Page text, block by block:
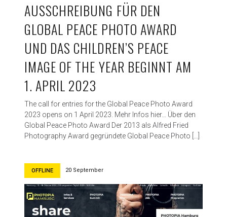
AUSSCHREIBUNG FÜR DEN
GLOBAL PEACE PHOTO AWARD
UND DAS CHILDREN’S PEACE
IMAGE OF THE YEAR BEGINNT AM
1. APRIL 2023
The call for entries for the Global Peace Photo Award
2023 opens on 1 April 2023. Mehr Infos hier… Über den
Global Peace Photo Award Der 2013 als Alfred Fried
Photography Award gegründete Global Peace Photo […]
OFFLINE 20 September